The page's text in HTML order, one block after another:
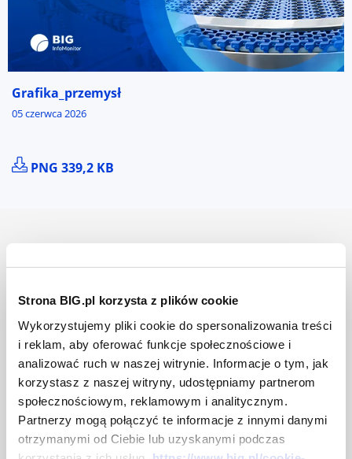
Strona BIG.pl korzysta z plików cookie
Wykorzystujemy pliki cookie do spersonalizowania treści
i reklam, aby oferować funkcje społecznościowe i
analizować ruch w naszej witrynie. Informacje o tym, jak
korzystasz z naszej witryny, udostępniamy partnerom
społecznościowym, reklamowym i analitycznym.
Partnerzy mogą połączyć te informacje z innymi danymi
otrzymanymi od Ciebie lub uzyskanymi podczas
Grafika_przemysł
05 czerwca 2026
POBIERZ PLIK GRAFIKA_PRZEMYSŁ
PNG 339,2 KB
Władze i akcjonariusze
Praca w BIG InfoMonitor
Dla prasy
Mapa strony
Centrum prasowe